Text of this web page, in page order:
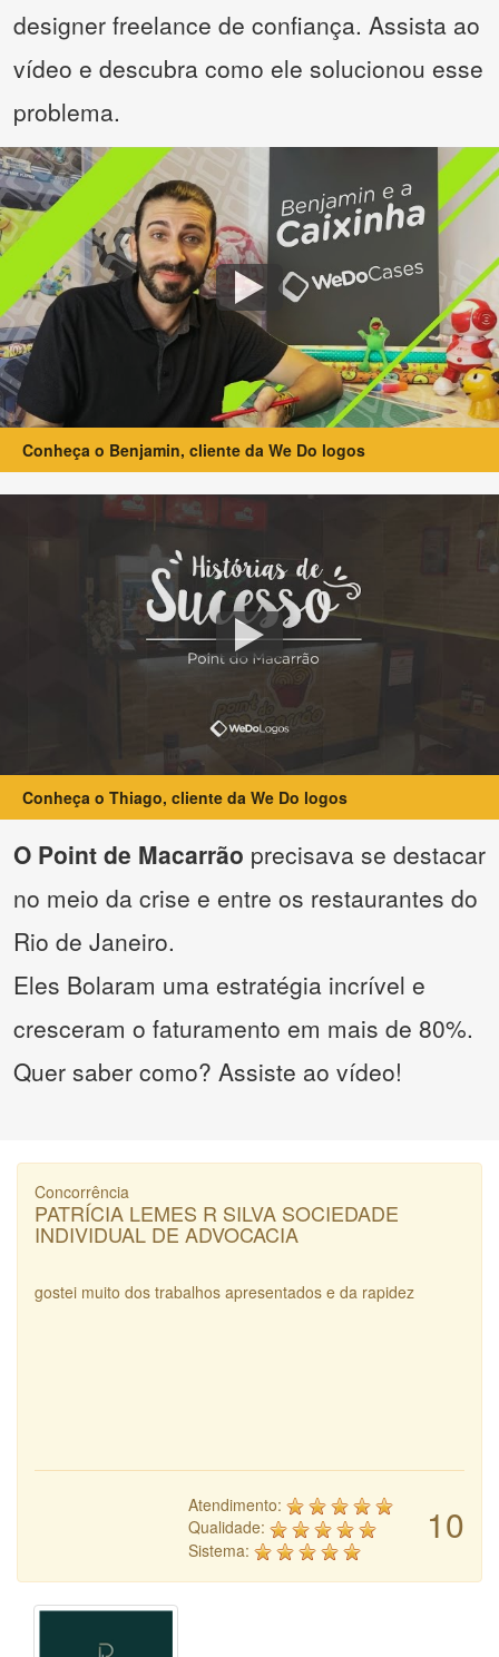
designer freelance de confiança. Assista ao
vídeo e descubra como ele solucionou esse
problema.
Conheça o Benjamin, cliente da We Do logos
Conheça o Thiago, cliente da We Do logos
O Point de Macarrão precisava se destacar
no meio da crise e entre os restaurantes do
Rio de Janeiro.
Eles Bolaram uma estratégia incrível e
cresceram o faturamento em mais de 80%.
Quer saber como? Assiste ao vídeo!
Concorrência
PATRÍCIA LEMES R SILVA SOCIEDADE
INDIVIDUAL DE ADVOCACIA
gostei muito dos trabalhos apresentados e da rapidez
10
Atendimento:
Qualidade:
Sistema: